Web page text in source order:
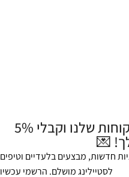
הצטרפי עכשיו למועדון הלקוחות שלנו וקבלי 5%
💌
חדשות, מבצעים בלעדיים וטיפים
לסטיילינג מושלם. הרשמי עכשיו